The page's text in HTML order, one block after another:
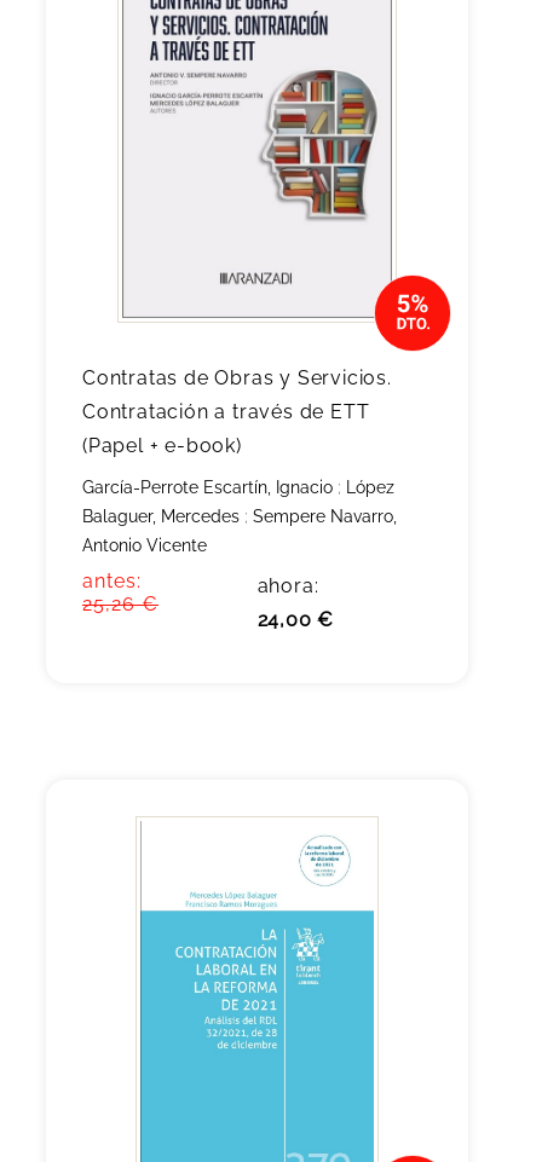
Contratas de Obras y Servicios.
Contratación a través de ETT
(Papel + e-book)
García-Perrote Escartín, Ignacio ;
López
Balaguer, Mercedes ; Sempere Navarro,
Antonio Vicente
antes:
25,26 €
ahora:
24,00 €